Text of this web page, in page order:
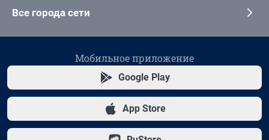
Все города сети
Мобильное приложение
Google Play
App Store